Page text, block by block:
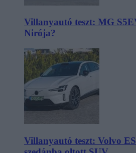
Villanyautó teszt: MG
Nirója?
Villanyautó teszt: Volvo